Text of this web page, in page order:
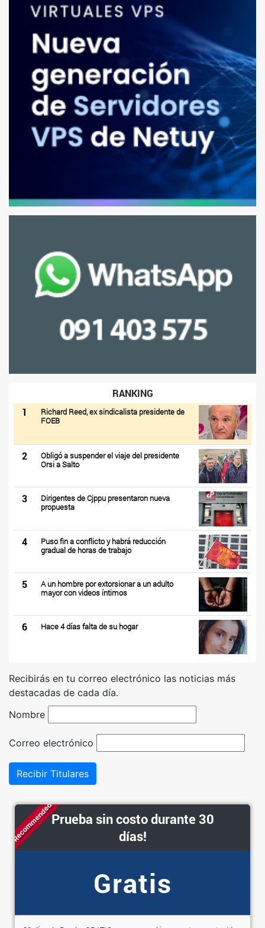
RANKING
1
Richard Reed, ex sindicalista presidente de
FOEB
2
Obligó a suspender el viaje del presidente
Orsi a Salto
3
Dirigentes de Cjppu presentaron nueva
propuesta
4
Puso fin a conflicto y habrá reducción
gradual de horas de trabajo
5
A un hombre por extorsionar a un adulto
mayor con videos íntimos
6 Hace 4 días falta de su hogar
Recibirás en tu correo electrónico las noticias más
destacadas de cada día.
Nombre
Correo electrónico
Recibir Titulares
RecommendedPrueba sin costo durante 30
días!
Gratis